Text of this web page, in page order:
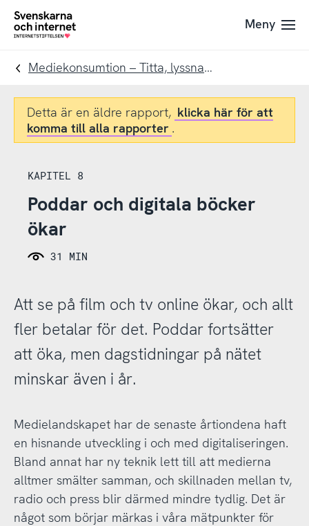
Till
navigation
Till
innehåll
To
Meny
Mediekonsumtion – Titta, lyssna och läsa digitalt
Detta är en äldre rapport, klicka här för att
komma till alla rapporter .
KAPITEL 8
Poddar och digitala böcker
ökar
31 MIN
Att se på film och tv online ökar, och allt
fler betalar för det. Poddar fortsätter
att öka, men dagstidningar på nätet
minskar även i år.
Medielandskapet har de senaste årtiondena haft
en hisnande utveckling i och med digitaliseringen.
Bland annat har ny teknik lett till att medierna
alltmer smälter samman, och skillnaden mellan tv,
radio och press blir därmed mindre tydlig. Det är
något som börjar märkas i våra mätpunkter för